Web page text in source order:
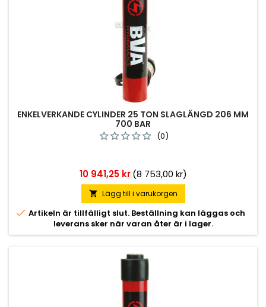
ENKELVERKANDE CYLINDER 25 TON SLAGLÄNGD 206 MM
700 BAR
(0)
Pris
10 941,25 kr (8 753,00 kr)
 Lägg till i varukorgen
 Artikeln är tillfälligt slut. Beställning kan läggas och
leverans sker när varan åter är i lager.